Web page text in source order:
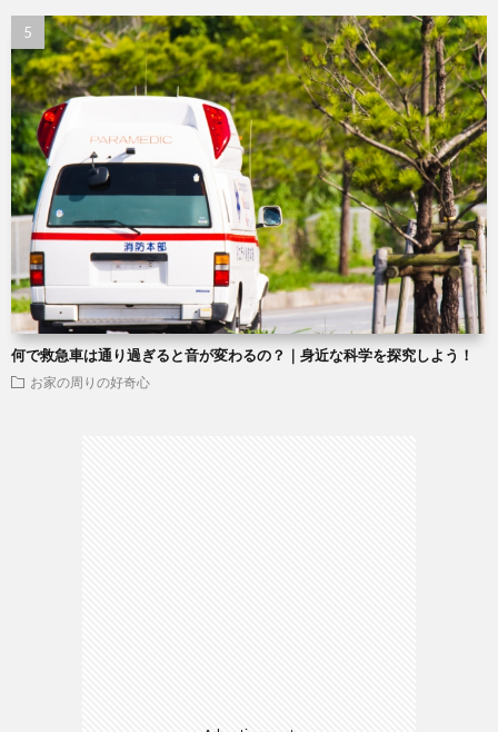
何で救急車は通り過ぎると音が変わるの？｜身近な科学を探究しよう！
お家の周りの好奇心